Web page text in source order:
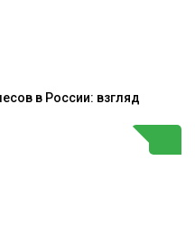
в России: взгляд